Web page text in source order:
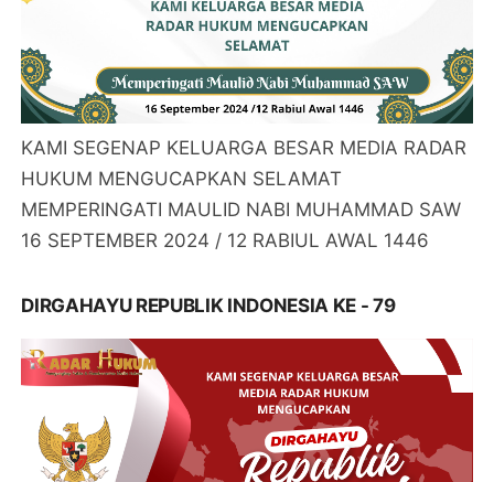
KAMI SEGENAP KELUARGA BESAR MEDIA RADAR
HUKUM MENGUCAPKAN SELAMAT
MEMPERINGATI MAULID NABI MUHAMMAD SAW
16 SEPTEMBER 2024 / 12 RABIUL AWAL 1446
DIRGAHAYU REPUBLIK INDONESIA KE - 79